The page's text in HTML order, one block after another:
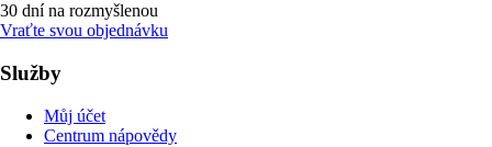
30 dní na rozmyšlenou
Vraťte svou objednávku
Služby
Můj účet
Centrum nápovědy